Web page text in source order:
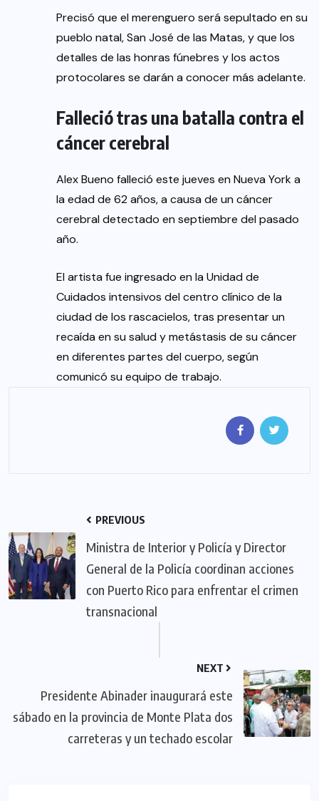
Precisó que el merenguero será sepultado en su
pueblo natal, San José de las Matas, y que los
detalles de las honras fúnebres y los actos
protocolares se darán a conocer más adelante.
Falleció tras una batalla contra el
cáncer cerebral
Alex Bueno falleció este jueves en Nueva York a
la edad de 62 años, a causa de un cáncer
cerebral detectado en septiembre del pasado
año.
El artista fue ingresado en la Unidad de
Cuidados intensivos del centro clínico de la
ciudad de los rascacielos, tras presentar un
recaída en su salud y metástasis de su cáncer
en diferentes partes del cuerpo, según
comunicó su equipo de trabajo.
PREVIOUS
Ministra de Interior y Policía y Director
General de la Policía coordinan acciones
con Puerto Rico para enfrentar el crimen
transnacional
NEXT
Presidente Abinader inaugurará este
sábado en la provincia de Monte Plata dos
carreteras y un techado escolar